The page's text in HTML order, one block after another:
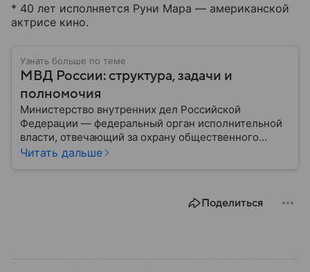
* 40 лет исполняется Руни Мара — американской
актрисе кино.
Узнать больше по теме
МВД России: структура, задачи и
полномочия
Министерство внутренних дел Российской
Федерации — федеральный орган исполнительной
власти, отвечающий за охрану общественного
порядка, борьбу с преступностью, обеспечение
России, какие задачи выполняет министерство, как
Читать дальше
Поделиться